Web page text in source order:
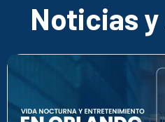
Noticias